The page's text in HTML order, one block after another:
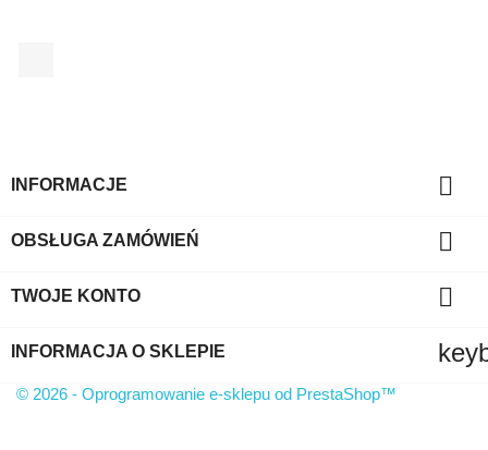
INFORMACJE 
OBSŁUGA ZAMÓWIEŃ 
TWOJE KONTO 
INFORMACJA O SKLEPIE
© 2026 - Oprogramowanie e-sklepu od PrestaShop™